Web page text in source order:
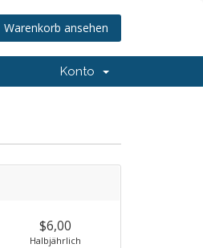
Warenkorb ansehen
Konto
$6,00
Halbjährlich